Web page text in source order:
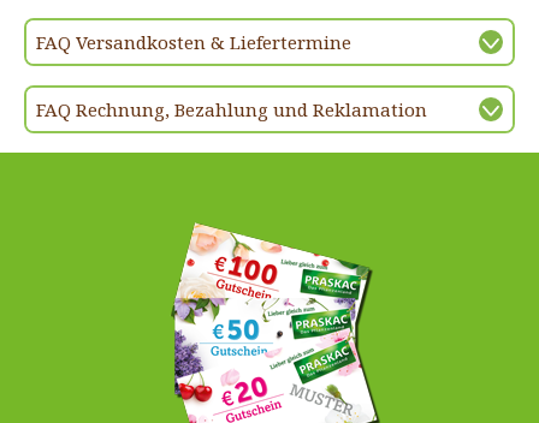
FAQ Versandkosten & Liefertermine
FAQ Rechnung, Bezahlung und Reklamation